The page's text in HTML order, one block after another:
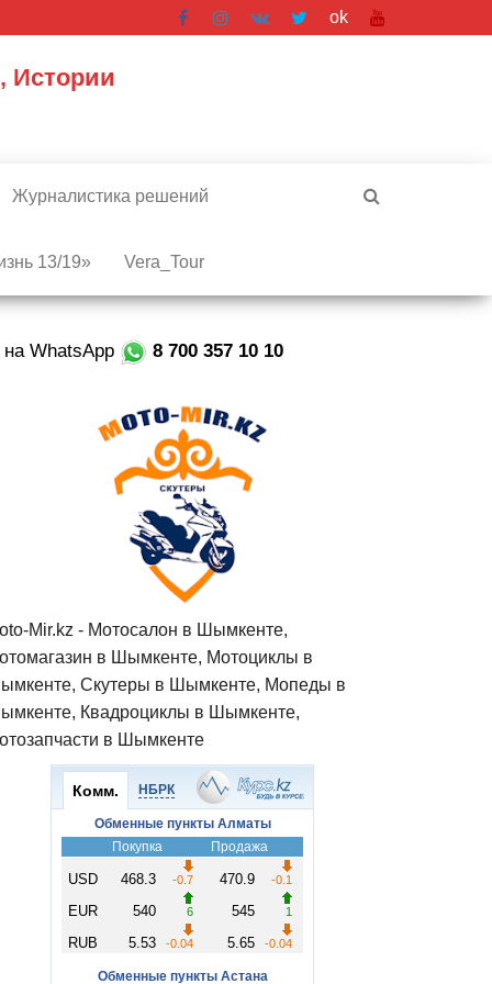
ok
Истории
Журналистика решений
13/19» Vera_Tour
WhatsApp 8 700 357 10 10
Mir.kz - Мотосалон в Шымкенте,
в Шымкенте, Мотоциклы в
Скутеры в Шымкенте, Мопеды в
Квадроциклы в Шымкенте,
в Шымкенте